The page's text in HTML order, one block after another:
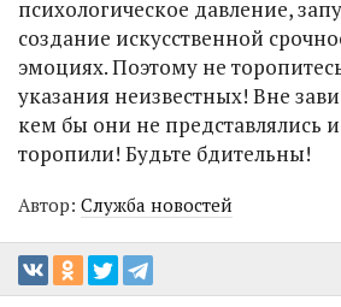
психологическое давление,
создание искусственной
эмоциях. Поэтому не
указания неизвестных! Вне
кем бы они не представлялись
торопили! Будьте бдительны!
Автор: Служба новостей